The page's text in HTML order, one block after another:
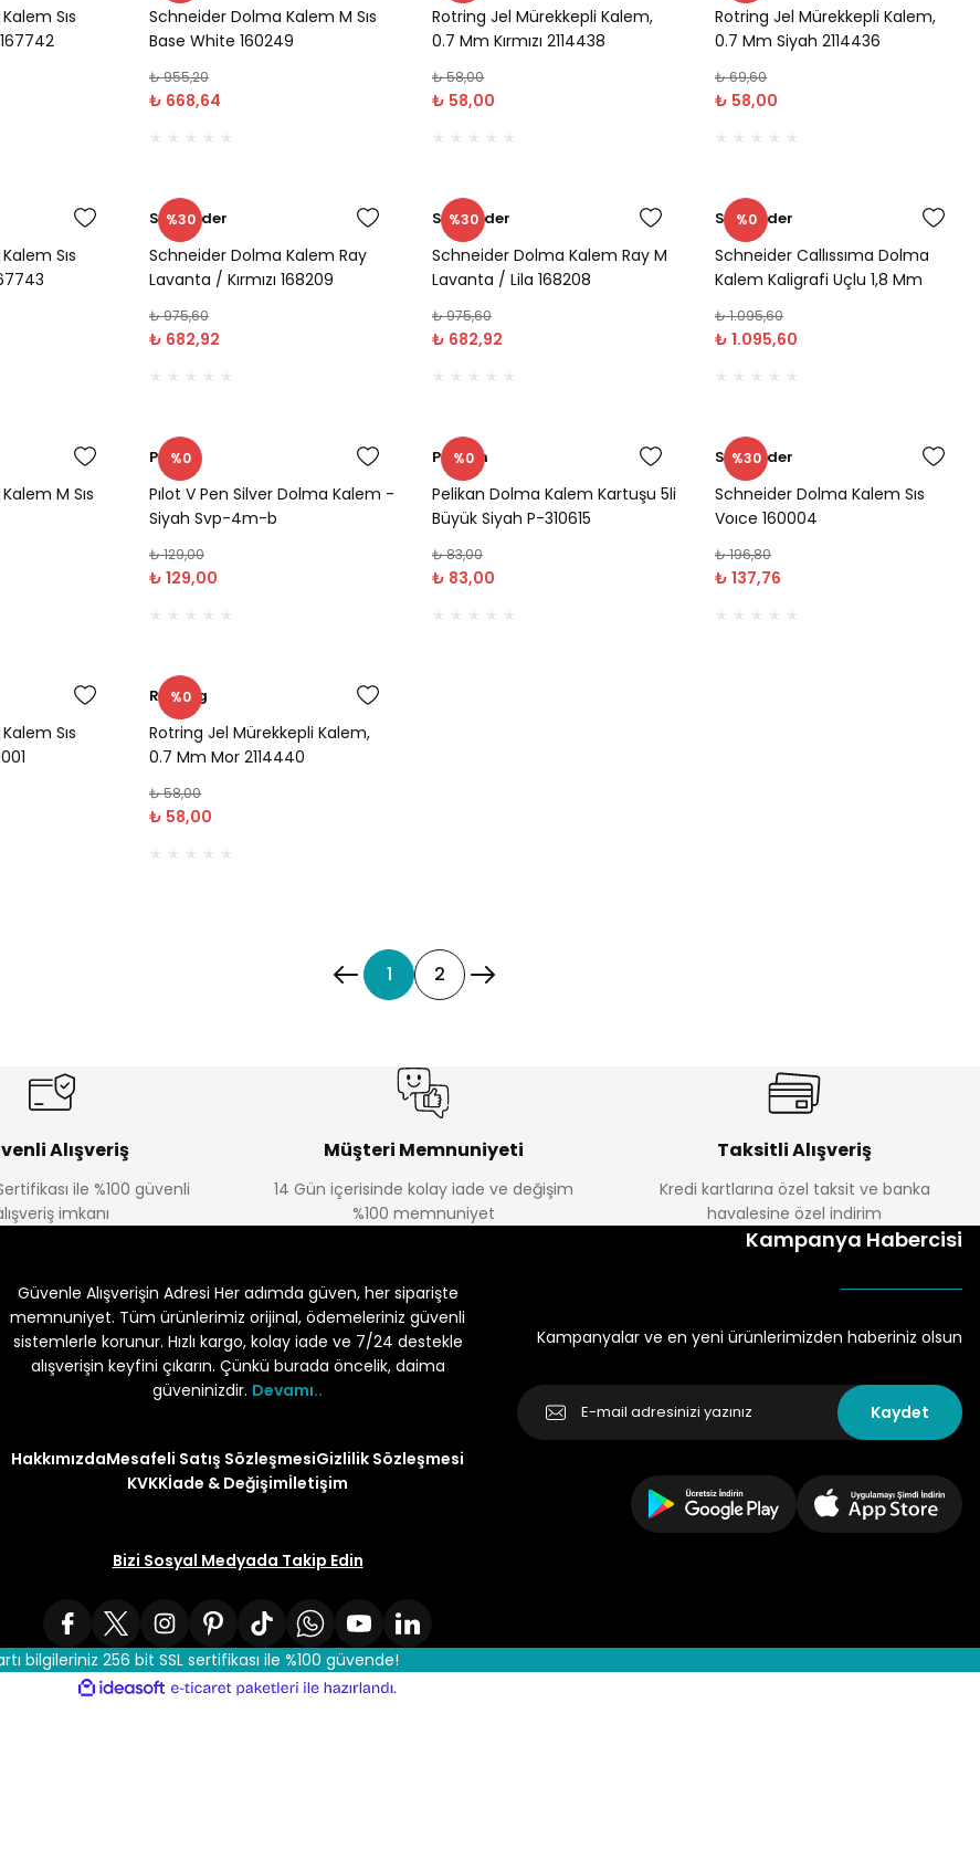
Sıs
Schneider Dolma Kalem M Sıs
Base White 160249
₺ 955,20
₺ 668,64
Rotring Jel Mürekkepli Kalem,
0.7 Mm Kırmızı 2114438
₺ 58,00
₺ 58,00
Rotring Jel Mürekkepli Kalem,
0.7 Mm Siyah 2114436
₺ 69,60
₺ 58,00
Sıs
%30
Schneider
Schneider Dolma Kalem Ray
Lavanta / Kırmızı 168209
₺ 975,60
₺ 682,92
%30
Schneider
Schneider Dolma Kalem Ray M
Lavanta / Lila 168208
₺ 975,60
₺ 682,92
%0
Schneider
Schneider Callıssıma Dolma
Kalem Kaligrafi Uçlu 1,8 Mm
₺ 1.095,60
₺ 1.095,60
M Sıs
%0
Pılot
Pılot V Pen Silver Dolma Kalem -
Siyah Svp-4m-b
₺ 129,00
₺ 129,00
%0
Pelikan
Pelikan Dolma Kalem Kartuşu 5li
Büyük Siyah P-310615
₺ 83,00
₺ 83,00
%30
Schneider
Schneider Dolma Kalem Sıs
Voıce 160004
₺ 196,80
₺ 137,76
Sıs
%0
Rotring
Rotring Jel Mürekkepli Kalem,
0.7 Mm Mor 2114440
₺ 58,00
₺ 58,00
1 2
Alışveriş
ile %100 güvenli
imkanı
Müşteri Memnuniyeti
14 Gün içerisinde kolay iade ve değişim
%100 memnuniyet
Taksitli Alışveriş
Kredi kartlarına özel taksit ve banka
havalesine özel indirim
Güvenle Alışverişin Adresi Her adımda güven, her siparişte
memnuniyet. Tüm ürünlerimiz orijinal, ödemeleriniz güvenli
sistemlerle korunur. Hızlı kargo, kolay iade ve 7/24 destekle
alışverişin keyfini çıkarın. Çünkü burada öncelik, daima
güveninizdir. Devamı..
HakkımızdaMesafeli Satış SözleşmesiGizlilik Sözleşmesi
KVKKİade & Değişimİletişim
Bizi Sosyal Medyada Takip Edin
Kampanya Habercisi
Kampanyalar ve en yeni ürünlerimizden haberiniz olsun
Kaydet
bilgileriniz 256 bit SSL sertifikası ile %100 güvende!
ideasoft
e-